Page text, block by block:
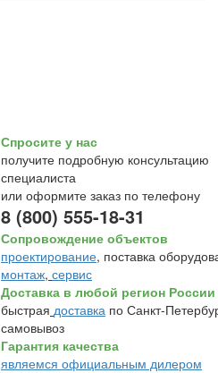
Спросите у нас
получите подробную консультацию
специалиста
или оформите заказ по телефону
8 (800) 555-18-31
Сопровождение объектов
проектирование, поставка
монтаж, сервис
Доставка в любой регион России
быстрая доставка по Санкт-
самовывоз
Гарантия качества
являемся официальным дилером